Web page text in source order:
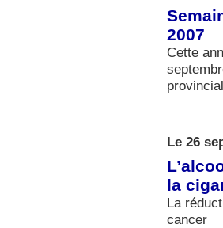
2007
Cette
Le 26
la
La
cancer